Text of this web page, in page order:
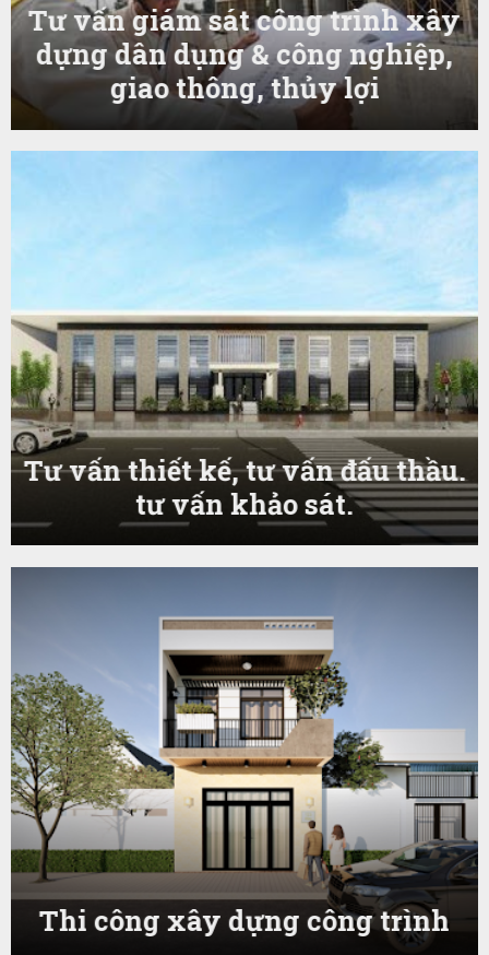
Tư vấn giám sát công trình xây
dựng dân dụng & công nghiệp,
giao thông, thủy lợi
Tư vấn thiết kế, tư vấn đấu thầu.
tư vấn khảo sát.
Thi công xây dựng công trình